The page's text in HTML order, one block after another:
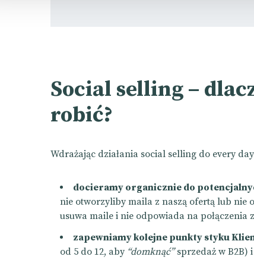
Social selling –
robić?
Wdrażając działania social selling do every
docieramy organicznie do
nie otworzyliby maila z naszą ofertą lub nie
usuwa maile i nie odpowiada na
zapewniamy kolejne punkty styku
od 5 do 12, aby “domknąć”sprzedaż w B2B)